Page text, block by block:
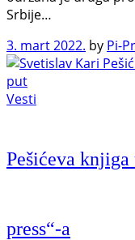
Srbije…
3. mart 2022. by Pi-
Vesti
Pešićeva
press“-a